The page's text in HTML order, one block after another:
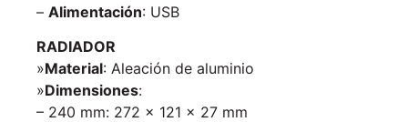
– Alimentación: USB
RADIADOR
»Material: Aleación de aluminio
»Dimensiones:
– 240 mm: 272 x 121 x 27 mm